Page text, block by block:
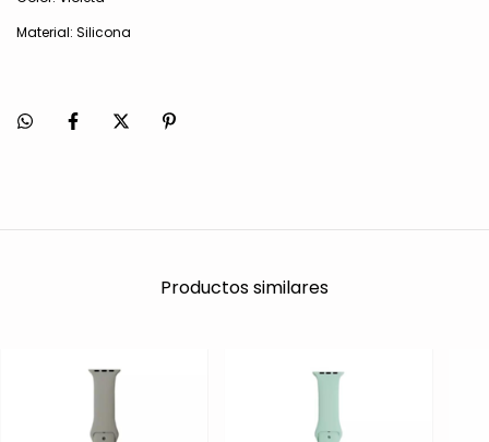
Material: Silicona
Productos similares